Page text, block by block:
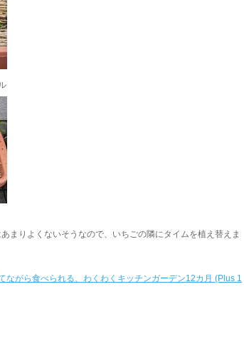
まりよくないそうなので、いちごの隣にタイムを植え替えま
がら食べられる、わくわくキッチンガーデン12カ月 (Plus 1